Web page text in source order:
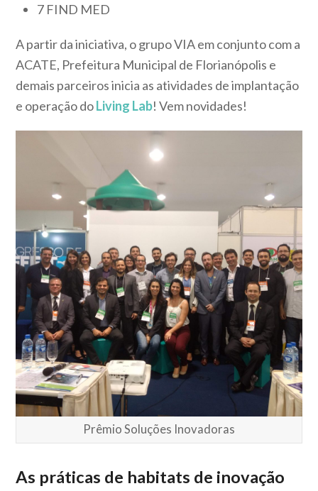
7 FIND MED
A partir da iniciativa, o grupo VIA em conjunto com a
ACATE, Prefeitura Municipal de Florianópolis e
demais parceiros inicia as atividades de implantação
e operação doLiving Lab! Vem novidades!
Prêmio Soluções Inovadoras
As práticas de habitats de inovação